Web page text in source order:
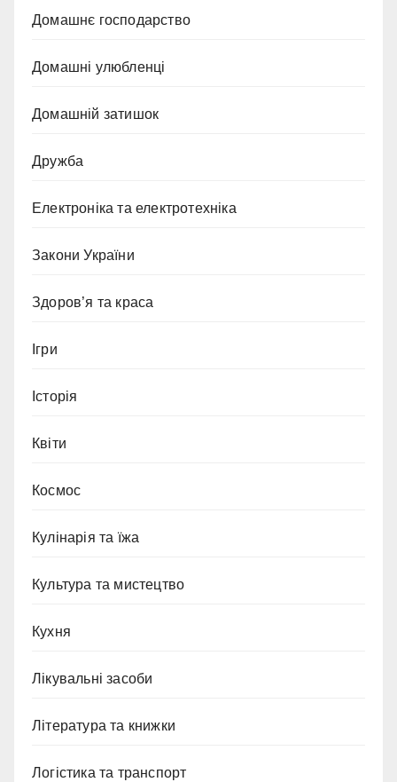
Домашнє господарство
Домашні улюбленці
Домашній затишок
Дружба
Електроніка та електротехніка
Закони України
Здоров’я та краса
Ігри
Історія
Квіти
Космос
Кулінарія та їжа
Культура та мистецтво
Кухня
Лікувальні засоби
Література та книжки
Логістика та транспорт